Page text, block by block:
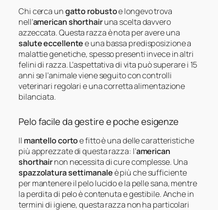
Chi cerca ungatto robustoe longevo trova
nell’american shorthairuna scelta davvero
azzeccata. Questa razza è nota per avere una
salute eccellentee una bassa predisposizione a
malattie genetiche, spesso presenti invece in altri
felini di razza. L’aspettativa di vita può superare i 15
anni se l’animale viene seguito con controlli
veterinari regolari e una corretta alimentazione
bilanciata.
Pelo facile da gestire e poche esigenze
Il mantello cortoe fitto è una delle caratteristiche
più apprezzate di questa razza: l’american
shorthairnon necessita di cure complesse. Una
spazzolatura settimanaleè più che sufficiente
per mantenere il pelo lucido e la pelle sana, mentre
la perdita di pelo è contenuta e gestibile. Anche in
termini di igiene, questa razza non ha particolari